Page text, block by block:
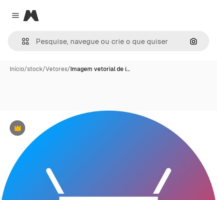
Close menu
Magnific
Início/stock/Vetores/Imagem vetorial de í…
Premium